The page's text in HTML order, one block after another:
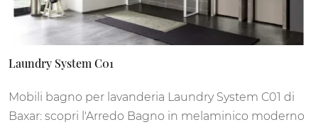
Laundry System C01
Mobili bagno per lavanderia Laundry System C01 di
Baxar: scopri l'Arredo Bagno in melaminico moderno